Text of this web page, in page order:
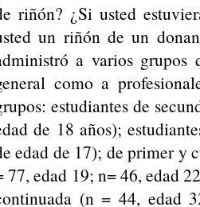
riñón? ¿Si usted
un riñón de un
a varios grupos
como a
estudiantes de
de 18 años);
edad de 17); de primer y
77, edad 19; n= 46, edad
(n = 44, edad